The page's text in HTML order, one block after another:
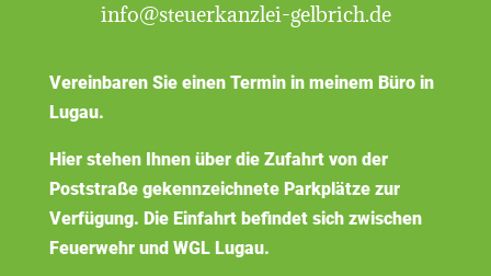
info@steuerkanzlei-gelbrich.de
Vereinbaren Sie einen Termin in meinem Büro in
Lugau.
Hier stehen Ihnen über die Zufahrt von der
Poststraße gekennzeichnete Parkplätze zur
Verfügung. Die Einfahrt befindet sich zwischen
Feuerwehr und WGL Lugau.